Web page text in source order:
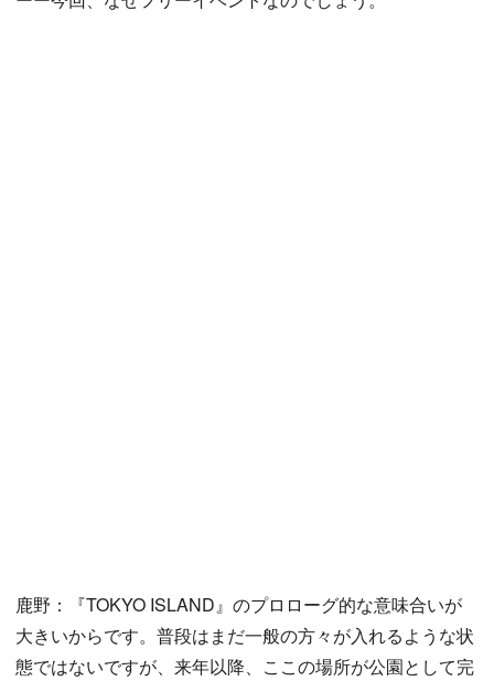
鹿野：『TOKYO ISLAND』のプロローグ的な意味合いが
大きいからです。普段はまだ一般の方々が入れるような状
態ではないですが、来年以降、ここの場所が公園として完